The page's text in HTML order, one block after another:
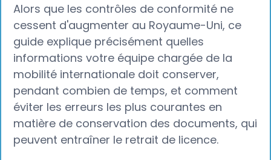
Alors que les contrôles de conformité ne
cessent d'augmenter au Royaume-Uni, ce
guide explique précisément quelles
informations votre équipe chargée de la
mobilité internationale doit conserver,
pendant combien de temps, et comment
éviter les erreurs les plus courantes en
matière de conservation des documents, qui
peuvent entraîner le retrait de licence.